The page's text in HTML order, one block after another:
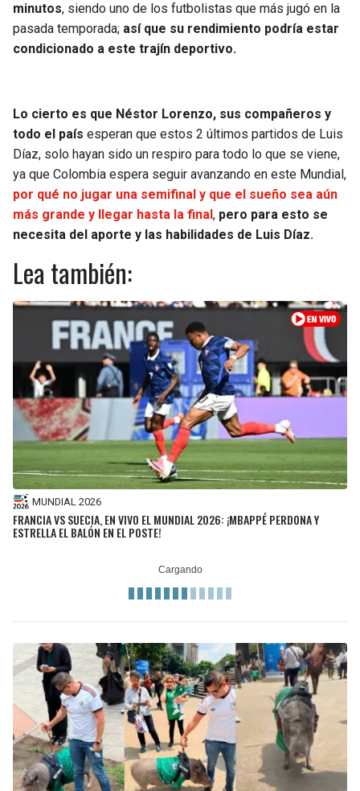
minutos, siendo uno de los futbolistas que más jugó en la
pasada temporada; así que su rendimiento podría estar
condicionado a este trajín deportivo.
Lo cierto es que Néstor Lorenzo, sus compañeros y
todo el país esperan que estos 2 últimos partidos de Luis
Díaz, solo hayan sido un respiro para todo lo que se viene,
ya que Colombia espera seguir avanzando en este Mundial,
por qué no jugar una semifinal y que el sueño sea aún
más grande y llegar hasta la final , pero para esto se
necesita del aporte y las habilidades de Luis Díaz.
Lea también:
MUNDIAL 2026
FRANCIA VS SUECIA, EN VIVO EL MUNDIAL 2026: ¡MBAPPÉ PERDONA Y
ESTRELLA EL BALÓN EN EL POSTE!